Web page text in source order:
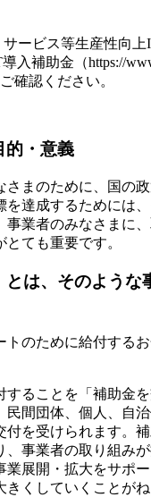
ービス等生産性向
入補助金（https://
確認ください。
的・意義
さまのために、国の
を達成するためには
事業者のみなさまに
とても重要です。
とは、そのような
トのために給付する
することを「補助金
民間団体、個人、自
付を受けられます。
、事業者の取り組み
業展開・拡大をサポ
きくしていくことがね